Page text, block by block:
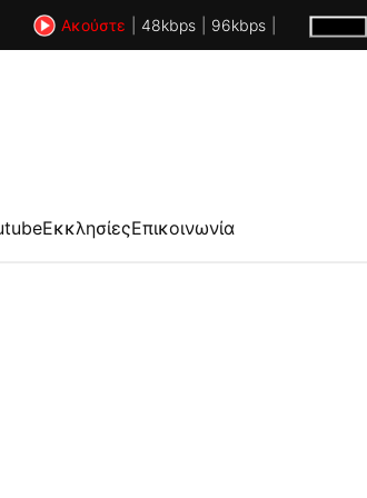
Ακούστε 48kbps 96kbps
ΕκκλησίεςΕπικοινωνία